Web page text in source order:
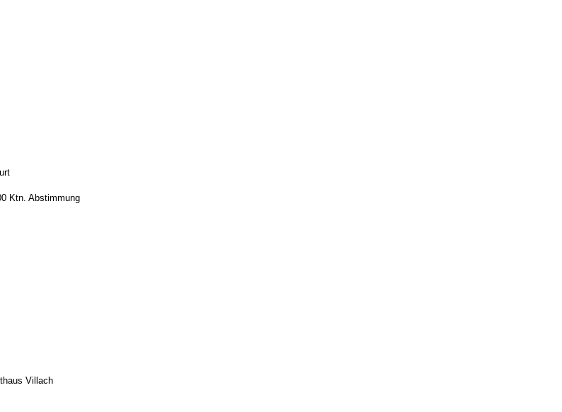
der nadel“ Wien
Ktn. Abstimmung
Klagenfurt.
- Event, Wien.
Villach